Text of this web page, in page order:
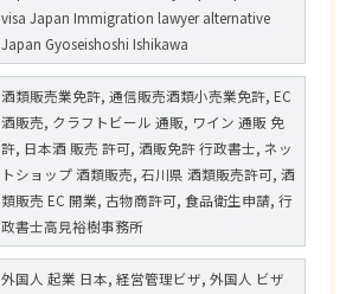
visa Japan Immigration lawyer alternative
Japan Gyoseishoshi Ishikawa
酒類販売業免許, 通信販売酒類小売業免許, EC
酒販売, クラフトビール 通販, ワイン 通販 免
許, 日本酒 販売 許可, 酒販免許 行政書士, ネッ
トショップ 酒類販売, 石川県 酒類販売許可, 酒
類販売 EC 開業, 古物商許可, 食品衛生申請, 行
政書士高見裕樹事務所
外国人 起業 日本, 経営管理ビザ, 外国人 ビザ